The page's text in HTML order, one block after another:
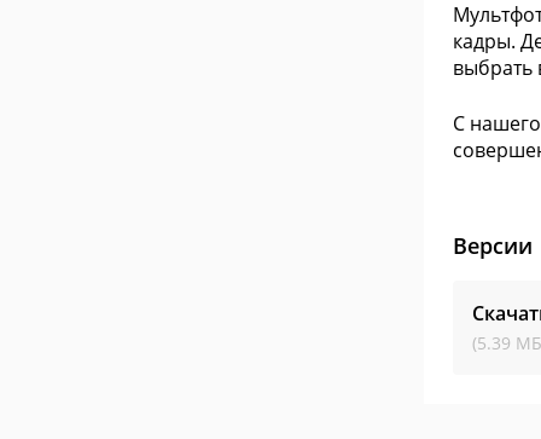
кадры.
выбрать
С
Версии
(5.39